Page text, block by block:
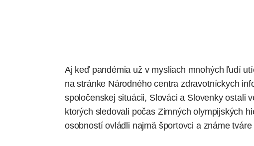
Aj keď pandémia už v mysliach mnohých ľudí
na stránke Národného centra zdravotníckych
spoločenskej situácii, Slováci a Slovenky ostali
ktorých sledovali počas Zimných olympijských
osobností ovládli najmä športovci a známe